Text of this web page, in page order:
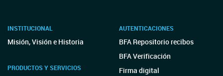
INSTITUCIONAL
Misión, Visión e Historia
PRODUCTOS Y SERVICIOS
AUTENTICACIONES
BFA Repositorio recibos
BFA Verificación
Firma digital